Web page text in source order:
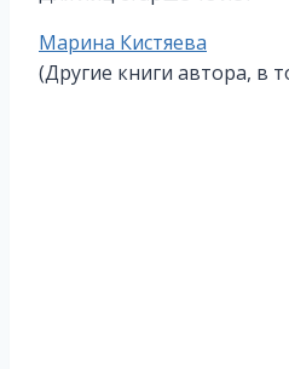
Метки
записи:
Марина Кистяева
(Другие книги автора, в